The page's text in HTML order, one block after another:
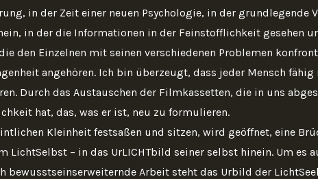
in der Zeit einer neuen Psychologie, in der grundlegende
in der die Informationen in der Feinstofflichkeit gesehen
den Einzelnen mit seinen verschiedenen Problemen
angehören. Ich bin überzeugt, dass jeder Mensch
Durch das Austauschen der Filmkassetten, die in uns
hat, das, was er ist, neu zu formulieren.
Kleinheit festsaßen und sitzen, wird geöffnet, eine
– in das UrLICHTbild seiner selbst hinein. Um es
Arbeit steht das Urbild der